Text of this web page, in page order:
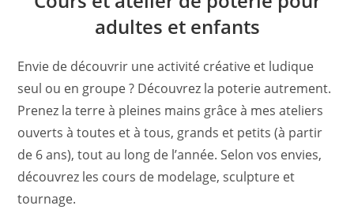
adultes et enfants
Envie de découvrir une activité créative et ludique
seul ou en groupe ? Découvrez la poterie autrement.
Prenez la terre à pleines mains grâce à mes ateliers
ouverts à toutes et à tous, grands et petits (à partir
de 6 ans), tout au long de l’année. Selon vos envies,
découvrez les cours de modelage, sculpture et
tournage.